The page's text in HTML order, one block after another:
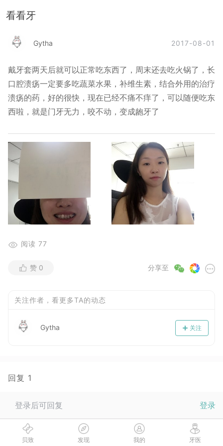
看看牙
Gytha 2017-08-01
戴牙套两天后就可以正常吃东西了，周末还去吃火锅了，长
口腔溃疡一定要多吃蔬菜水果，补维生素，结合外用的治疗
溃疡的药，好的很快，现在已经不痛不痒了，可以随便吃东
西啦，就是门牙无力，咬不动，变成龅牙了
阅读 77
分享至
赞 0
关注作者，看更多TA的动态
关注
Gytha
回复 1
Dr.贝
2017-08-01
这么美的小姐姐竟然还没有绑定医生~？在牙套日记内绑定
你的矫正医生，医生就可以看到你的最新动态咯！还能和你
登录后可回复 登录
贝致 发现 我的 牙医